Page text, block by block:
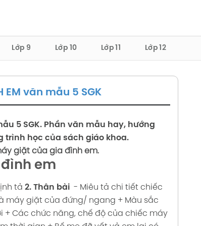
Lớp 9 Lớp 10 Lớp 11 Lớp 12
EM văn mẫu 5 SGK
5 SGK. Phần văn mẫu hay, hướng
trình học của sách giáo khoa.
giặt của gia đình em.
em
tả 2. Thân bài - Miêu tả chi tiết chiếc
máy giặt của đứng/ ngang + Màu sắc
+ Các chức năng, chế độ của chiếc máy